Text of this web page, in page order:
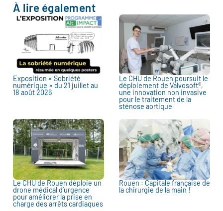
À lire également
Exposition « Sobriété
numérique » du 21 juillet au
18 août 2026
Le CHU de Rouen poursuit le
déploiement de Valvosoft®,
une innovation non invasive
pour le traitement de la
sténose aortique
Le CHU de Rouen déploie un
drone médical d’urgence
pour améliorer la prise en
charge des arrêts cardiaques
Rouen : Capitale française de
la chirurgie de la main !